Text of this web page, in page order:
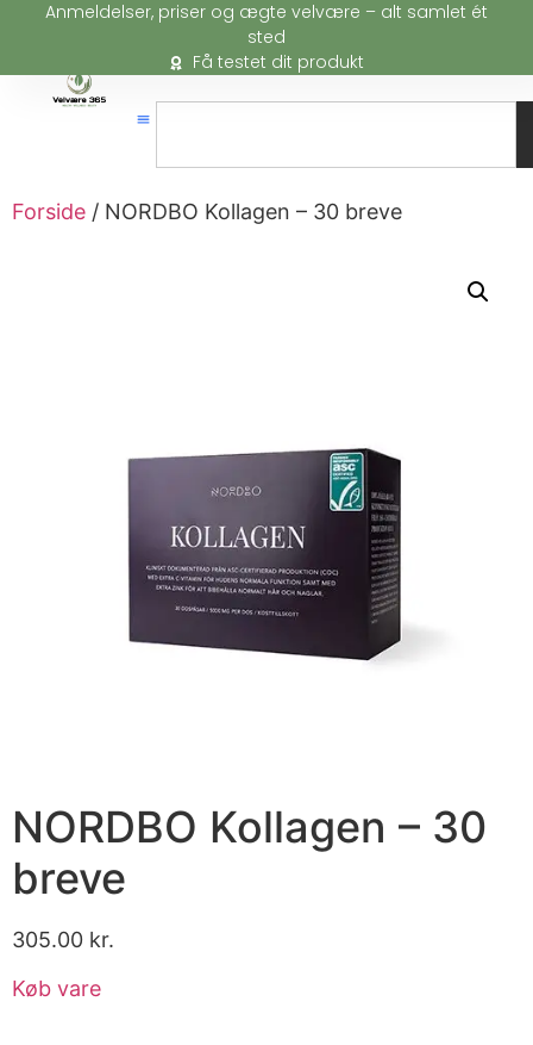
Anmeldelser, priser og ægte velvære – alt samlet ét
sted
Få testet dit produkt
Forside / NORDBO Kollagen – 30 breve
NORDBO Kollagen – 30
breve
305.00 kr.
Køb vare